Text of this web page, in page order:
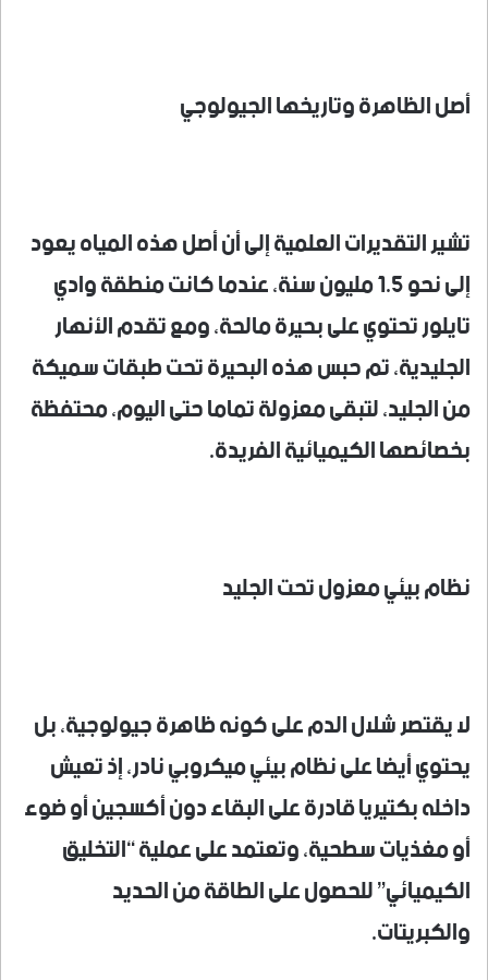
أصل الظاهرة وتاريخها الجيولوجي
تشير التقديرات العلمية إلى أن أصل هذه المياه يعود
إلى نحو 1.5 مليون سنة، عندما كانت منطقة وادي
تايلور تحتوي على بحيرة مالحة، ومع تقدم الأنهار
الجليدية، تم حبس هذه البحيرة تحت طبقات سميكة
من الجليد، لتبقى معزولة تماما حتى اليوم، محتفظة
بخصائصها الكيميائية الفريدة.
نظام بيئي معزول تحت الجليد
لا يقتصر شلال الدم على كونه ظاهرة جيولوجية، بل
يحتوي أيضا على نظام بيئي ميكروبي نادر، إذ تعيش
داخله بكتيريا قادرة على البقاء دون أكسجين أو ضوء
أو مغذيات سطحية، وتعتمد على عملية “التخليق
الكيميائي” للحصول على الطاقة من الحديد
والكبريتات.